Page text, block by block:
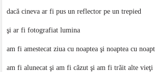
dacă cineva ar fi pus un reflector pe un trepied
şi ar fi fotografiat lumina
am fi amestecat ziua cu noaptea şi noaptea cu
am fi alunecat şi am fi căzut şi am fi trăit alte vieţi